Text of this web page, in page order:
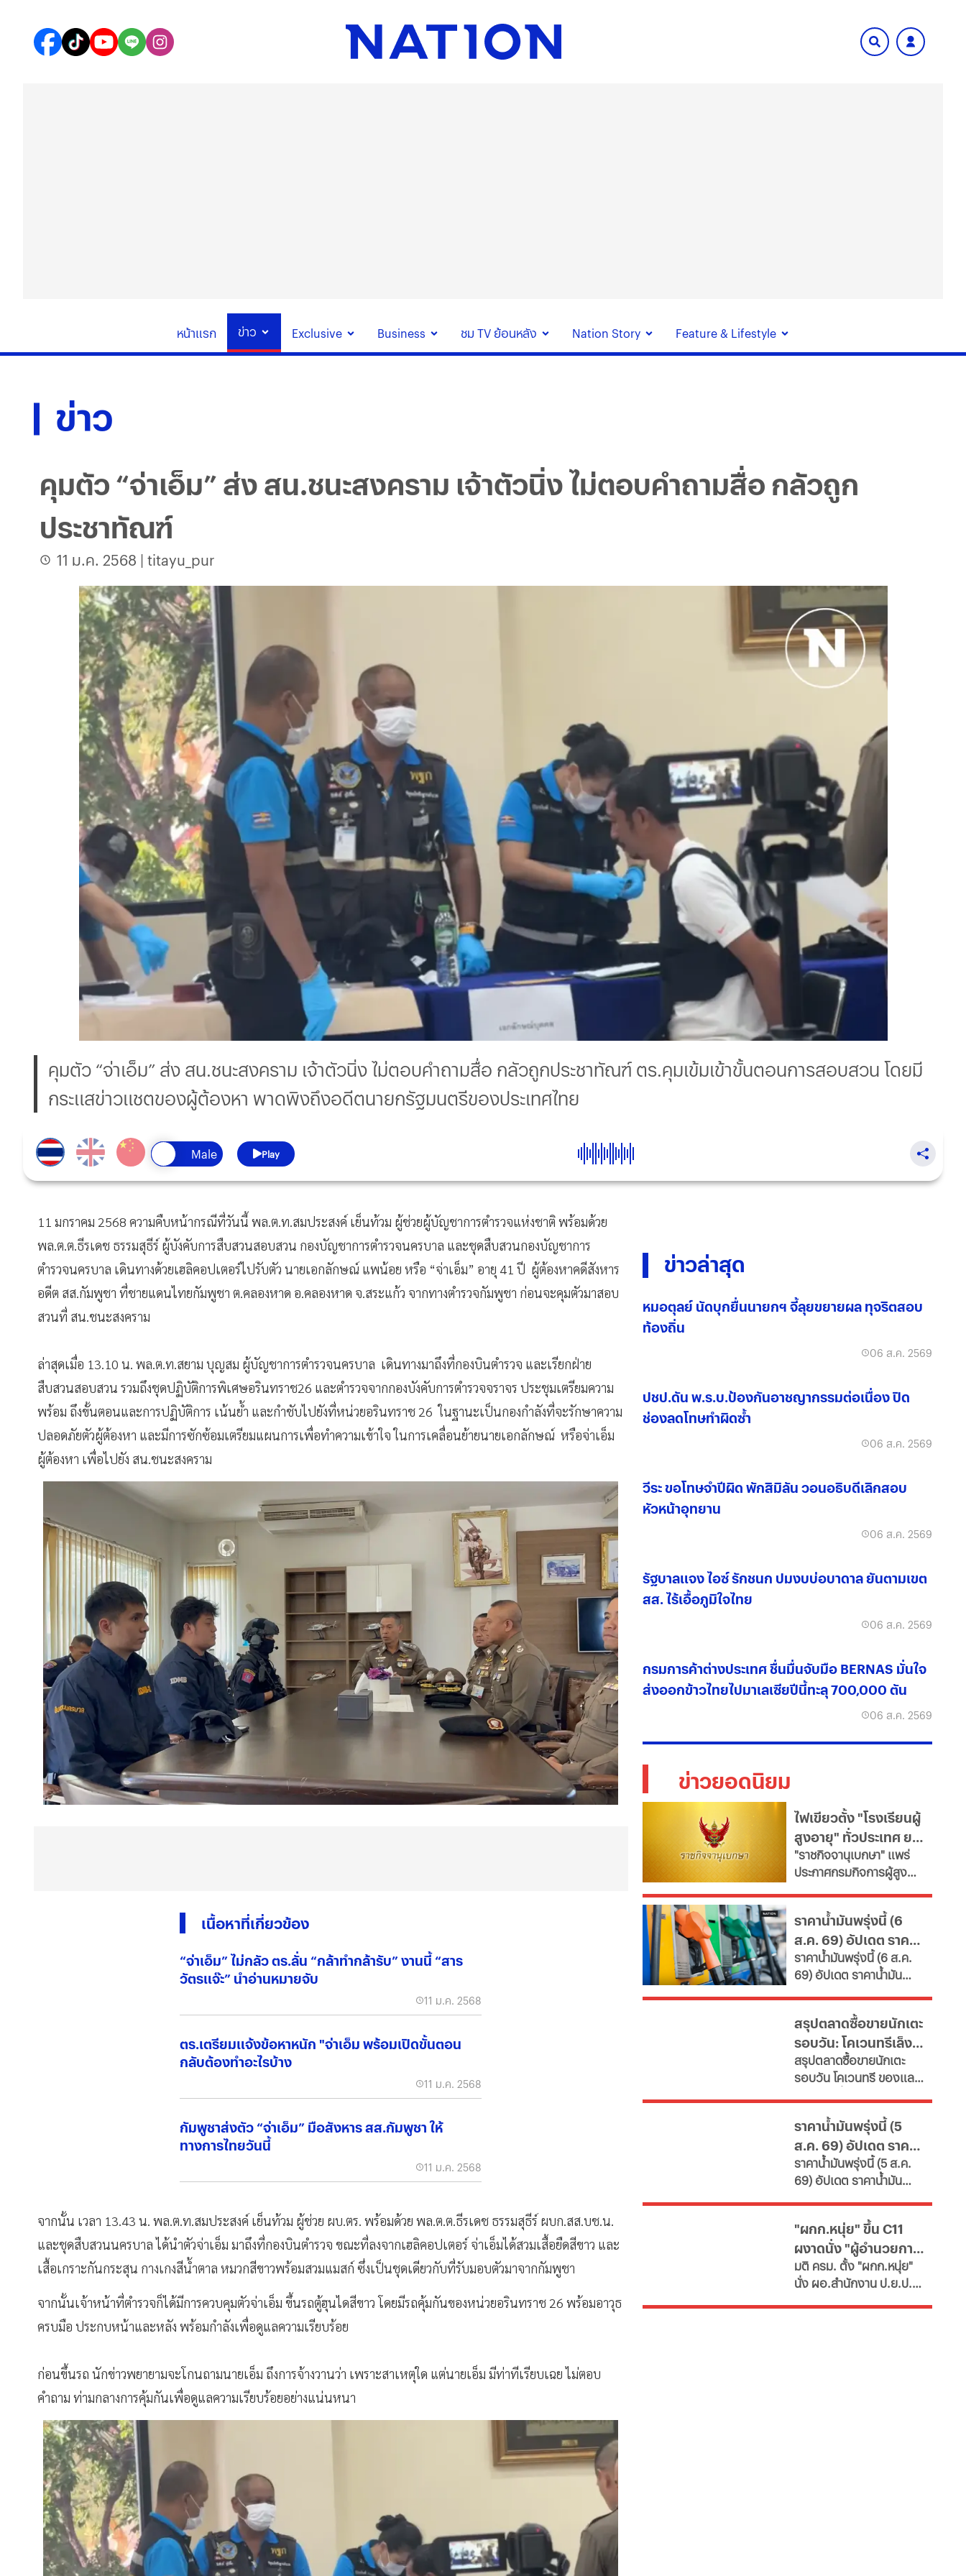
หน้าแรก ข่าว Exclusive Business ชม TV ย้อนหลัง Nation Story Feature & Lifestyle
ข่าว
คุมตัว “จ่าเอ็ม” ส่ง สน.ชนะสงคราม เจ้าตัวนิ่ง ไม่ตอบคำถามสื่อ กลัวถูก
ประชาทัณฑ์
11 ม.ค. 2568 | titayu_pur
คุมตัว “จ่าเอ็ม” ส่ง สน.ชนะสงคราม เจ้าตัวนิ่ง ไม่ตอบคำถามสื่อ กลัวถูกประชาทัณฑ์ ตร.คุมเข้มเข้าขั้นตอนการสอบสวน โดยมี
กระแสข่าวแชตของผู้ต้องหา พาดพิงถึงอดีตนายกรัฐมนตรีของประเทศไทย
Play
11 มกราคม 2568 ความคืบหน้ากรณีที่วันนี้ พล.ต.ท.สมประสงค์ เย็นท้วม ผู้ช่วยผู้บัญชาการตำรวจแห่งชาติ พร้อมด้วย
พล.ต.ต.ธีรเดช ธรรมสุธีร์ ผู้บังคับการสืบสวนสอบสวน กองบัญชาการตำรวจนครบาล และชุดสืบสวนกองบัญชาการ
ตำรวจนครบาล เดินทางด้วยเฮลิคอปเตอร์ไปรับตัว นายเอกลักษณ์ แพน้อย หรือ “จ่าเอ็ม” อายุ 41 ปี ผู้ต้องหาคดีสังหาร
อดีต สส.กัมพูชา ที่ชายแดนไทยกัมพูชา ต.คลองหาด อ.คลองหาด จ.สระแก้ว จากทางตำรวจกัมพูชา ก่อนจะคุมตัวมาสอบ
สวนที่ สน.ชนะสงคราม
ล่าสุดเมื่อ 13.10 น. พล.ต.ท.สยาม บุญสม ผู้บัญชาการตำรวจนครบาล เดินทางมาถึงที่กองบินตำรวจ และเรียกฝ่าย
สืบสวนสอบสวน รวมถึงชุดปฏิบัติการพิเศษอรินทราช26 และตำรวจจากกองบังคับการตำรวจจราจร ประชุมเตรียมความ
พร้อม ถึงขั้นตอนและการปฏิบัติการ เน้นย้ำ และกำชับไปยังที่หน่วยอรินทราช 26 ในฐานะเป็นกองกำลังที่จะรักษาความ
ปลอดภัยตัวผู้ต้องหา และมีการซักซ้อมเตรียมแผนการเพื่อทำความเข้าใจ ในการเคลื่อนย้ายนายเอกลักษณ์ หรือจ่าเอ็ม
ผู้ต้องหา เพื่อไปยัง สน.ชนะสงคราม
เนื้อหาที่เกี่ยวข้อง
“จ่าเอ็ม” ไม่กลัว ตร.ลั่น “กล้าทำกล้ารับ” งานนี้ “สาร
วัตรแจ๊ะ” นำอ่านหมายจับ
11 ม.ค. 2568
ตร.เตรียมแจ้งข้อหาหนัก "จ่าเอ็ม พร้อมเปิดขั้นตอน
กลับต้องทำอะไรบ้าง
11 ม.ค. 2568
กัมพูชาส่งตัว “จ่าเอ็ม” มือสังหาร สส.กัมพูชา ให้
ทางการไทยวันนี้
11 ม.ค. 2568
จากนั้น เวลา 13.43 น. พล.ต.ท.สมประสงค์ เย็นท้วม ผู้ช่วย ผบ.ตร. พร้อมด้วย พล.ต.ต.ธีรเดช ธรรมสุธีร์ ผบก.สส.บช.น.
และชุดสืบสวนนครบาล ได้นำตัวจ่าเอ็ม มาถึงที่กองบินตำรวจ ขณะที่ลงจากเฮลิคอปเตอร์ จ่าเอ็มได้สวมเสื้อยืดสีขาว และ
เสื้อเกราะกันกระสุน กางเกงสีน้ำตาล หมวกสีขาวพร้อมสวมแมสก์ ซึ่งเป็นชุดเดียวกับที่รับมอบตัวมาจากกัมพูชา
จากนั้นเจ้าหน้าที่ตำรวจก็ได้มีการควบคุมตัวจ่าเอ็ม ขึ้นรถตู้ฮุนไดสีขาว โดยมีรถคุ้มกันของหน่วยอรินทราช 26 พร้อมอาวุธ
ครบมือ ประกบหน้าและหลัง พร้อมกำลังเพื่อดูแลความเรียบร้อย
ก่อนขึ้นรถ นักข่าวพยายามจะโกนถามนายเอ็ม ถึงการจ้างวานว่า เพราะสาเหตุใด แต่นายเอ็ม มีท่าทีเรียบเฉย ไม่ตอบ
คำถาม ท่ามกลางการคุ้มกันเพื่อดูแลความเรียบร้อยอย่างแน่นหนา
ข่าวล่าสุด
หมอตุลย์ นัดบุกยื่นนายกฯ จี้ลุยขยายผล ทุจริตสอบ
ท้องถิ่น
06 ส.ค. 2569
ปชป.ดัน พ.ร.บ.ป้องกันอาชญากรรมต่อเนื่อง ปิด
ช่องลดโทษทำผิดซ้ำ
06 ส.ค. 2569
วีระ ขอโทษจำปีผิด พักสิมิลัน วอนอธิบดีเลิกสอบ
หัวหน้าอุทยาน
06 ส.ค. 2569
รัฐบาลแจง ไอซ์ รักชนก ปมงบบ่อบาดาล ยันตามเขต
สส. ไร้เอื้อภูมิใจไทย
06 ส.ค. 2569
กรมการค้าต่างประเทศ ชื่นมื่นจับมือ BERNAS มั่นใจ
ส่งออกข้าวไทยไปมาเลเซียปีนี้ทะลุ 700,000 ตัน
06 ส.ค. 2569
ข่าวยอดนิยม
ไฟเขียวตั้ง "โรงเรียนผู้
สูงอายุ" ทั่วประเทศ ยก
ระดับคุณภาพชีวิต เช็ก
เงื่อนไข
"ราชกิจจานุเบกษา" แพร่
ประกาศกรมกิจการผู้สูง
"โรงเรียนผู้สูงอายุ" มุ่งขับ
เคลื่อนสังคมสูงวัยอย่างมี
คุณค่า หนุนพัฒนา
ศักยภาพ-เรียนรู้ตลอดชีวิต
เผยช่องทางยื่นคำขอทั้ง
กทม.-ต่างจังหวัด พบ
ฝ่าฝืนเกณฑ์เสี่ยงถูกสั่ง
เพิกถอน
ราคาน้ำมันพรุ่งนี้ (6
ส.ค. 69) อัปเดต ราคา
น้ำมันล่าสุด จากปั๊ม
ใหญ่
ราคาน้ำมันพรุ่งนี้ (6 ส.ค.
69) อัปเดต ราคาน้ำมัน
ขนาดใหญ่ มีทั้งราคาน้ำมัน
ดีเซล เบนซิน และ แก๊สโซ
ฮอล์
สรุปตลาดซื้อขายนักเตะ
รอบวัน: โคเวนทรีเล็ง
"มูดริก" สาลิกาปัดปืน
ซื้อ "กิมาไรส์"
สรุปตลาดซื้อขายนักเตะ
รอบวัน โคเวนทรี ของแลม
ด้านสาลิกาดงปัดข้อเสนอ
แรกจาก อาร์เซนอล ในการ
ล่าตัว "กิมาไรส์" ขณะที่ โค
โม่ ปิดดีล "ชาโลบาห์"
ราคาน้ำมันพรุ่งนี้ (5
ส.ค. 69) อัปเดต ราคา
น้ำมันล่าสุด จากปั๊ม
ใหญ่
ราคาน้ำมันพรุ่งนี้ (5 ส.ค.
69) อัปเดต ราคาน้ำมัน
ขนาดใหญ่ มีทั้งราคาน้ำมัน
ดีเซล เบนซิน และ แก๊สโซ
ฮอล์
"ผกก.หนุ่ย" ขึ้น C11
ผงาดนั่ง "ผู้อำนวยการ
ป.ย.ป."
มติ ครม. ตั้ง "ผกก.หนุ่ย"
นั่ง ผอ.สำนักงาน ป.ย.ป.